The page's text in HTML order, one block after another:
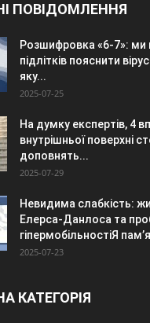
ПОВІДОМЛЕННЯ
Розшифровка «6-7»: ми
підлітків пояснити
яку...
2025-07-25
На думку експертів, 4
внутрішньої поверхні
доповнять...
2025-07-29
Невидима слабкість:
Елерса-Данлоса та
гіпермобільностіЯ
2025-07-23
КАТЕГОРІЯ